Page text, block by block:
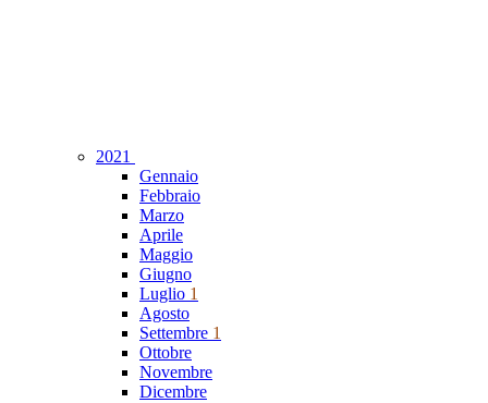
2021
Gennaio
Febbraio
Marzo
Aprile
Maggio
Giugno
Luglio 1
Agosto
Settembre 1
Ottobre
Novembre
Dicembre